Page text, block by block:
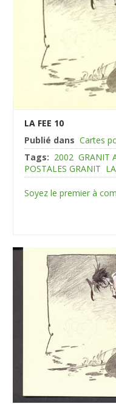
LA FEE 10
Publié dans Cartes
Tags: 2002 GRANIT
POSTALES GRANIT
Soyez le premier à